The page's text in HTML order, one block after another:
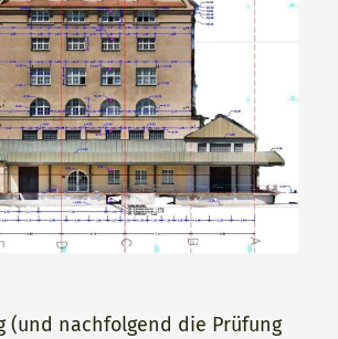
(und nachfolgend die Prüfung